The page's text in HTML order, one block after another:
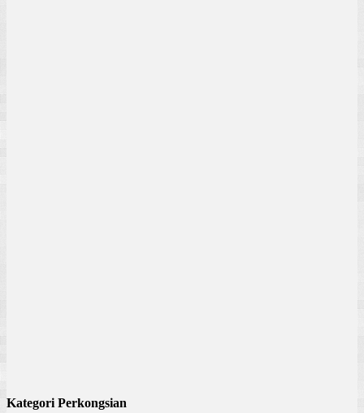
Kategori Perkongsian